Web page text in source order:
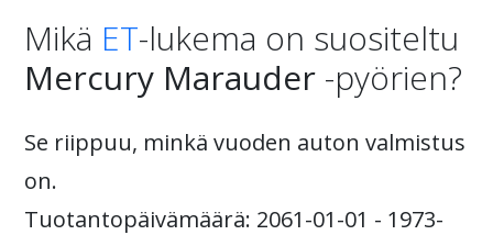
Mikä ET-lukema on suositeltu
Mercury Marauder -pyörien?
Se riippuu, minkä vuoden auton valmistus
on.
Tuotantopäivämäärä: 2061-01-01 - 1973-